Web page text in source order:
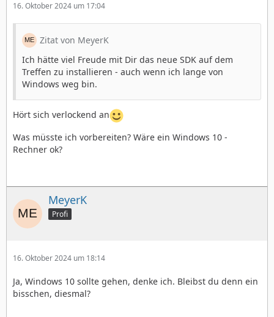
16. Oktober 2024 um 17:04
Zitat von MeyerK
Ich hätte viel Freude mit Dir das neue SDK auf dem
Treffen zu installieren - auch wenn ich lange von
Windows weg bin.
Hört sich verlockend an
Was müsste ich vorbereiten? Wäre ein Windows 10 -
Rechner ok?
MeyerK
Profi
16. Oktober 2024 um 18:14
Ja, Windows 10 sollte gehen, denke ich. Bleibst du denn ein
bisschen, diesmal?